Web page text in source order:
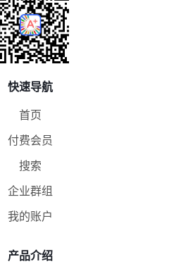
快速导航
首页
付费会员
搜索
企业群组
我的账户
产品介绍